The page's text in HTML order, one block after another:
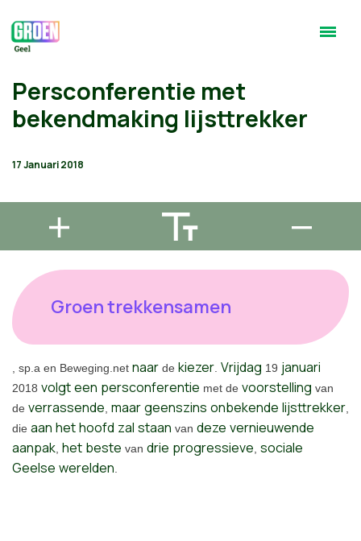
Persconferentie met
bekendmaking lijsttrekker
17 Januari 2018
Groen trekkensamen
, sp.a en Beweging.net naar de kiezer Vrijdag 19 januari
2018 volgteen persconferentie met de voorstelling van
de verrassende maargeenszins onbekende lijsttrekker
die aan hethoofd zal staan van deze vernieuwende
aanpak het beste van drie progressieve sociale
Geelse werelden